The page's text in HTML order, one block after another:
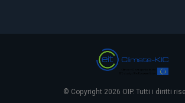
© Copyright 2026 OIP. Tutti i diritti